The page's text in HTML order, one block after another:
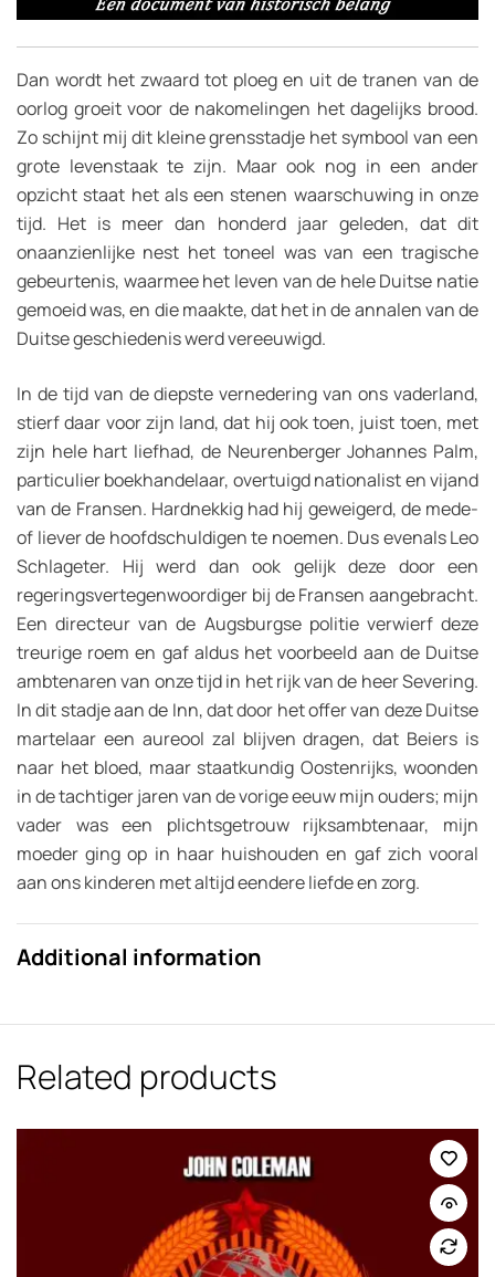
Dan wordt het zwaard tot ploeg en uit de tranen van de
oorlog groeit voor de nakomelingen het dagelijks brood.
Zo schijnt mij dit kleine grensstadje het symbool van een
grote levenstaak te zijn. Maar ook nog in een ander
opzicht staat het als een stenen waarschuwing in onze
tijd. Het is meer dan honderd jaar geleden, dat dit
onaanzienlijke nest het toneel was van een tragische
gebeurtenis, waarmee het leven van de hele Duitse natie
gemoeid was, en die maakte, dat het in de annalen van de
Duitse geschiedenis werd vereeuwigd.
In de tijd van de diepste vernedering van ons vaderland,
stierf daar voor zijn land, dat hij ook toen, juist toen, met
zijn hele hart liefhad, de Neurenberger Johannes Palm,
particulier boekhandelaar, overtuigd nationalist en vijand
van de Fransen. Hardnekkig had hij geweigerd, de mede-
of liever de hoofdschuldigen te noemen. Dus evenals Leo
Schlageter. Hij werd dan ook gelijk deze door een
regeringsvertegenwoordiger bij de Fransen aangebracht.
Een directeur van de Augsburgse politie verwierf deze
treurige roem en gaf aldus het voorbeeld aan de Duitse
ambtenaren van onze tijd in het rijk van de heer Severing.
In dit stadje aan de Inn, dat door het offer van deze Duitse
martelaar een aureool zal blijven dragen, dat Beiers is
naar het bloed, maar staatkundig Oostenrijks, woonden
in de tachtiger jaren van de vorige eeuw mijn ouders; mijn
vader was een plichtsgetrouw rijksambtenaar, mijn
moeder ging op in haar huishouden en gaf zich vooral
aan ons kinderen met altijd eendere liefde en zorg.
Additional information
Related products